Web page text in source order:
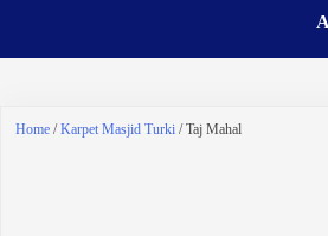
Home /Karpet Masjid Turki / Taj Mahal